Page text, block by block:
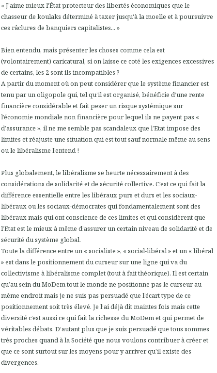
« J'aime mieux l'État protecteur des libertés économiques que le
chasseur de koulaks déterminé à taxer jusqu'à la moelle et à poursuivre
ces râclures de banquiers capitalistes... »
Bien entendu, mais présenter les choses comme cela est
(volontairement) caricatural, si on laisse ce coté les exigences excessives
de certains, les 2 sont ils incompatibles ?
A partir du moment où on peut considérer que le système financier est
tenu par un oligopole qui, tel qu’il est organisé, bénéficie d’une rente
financière considérable et fait peser un risque systémique sur
l’économie mondiale non financière pour lequel ils ne payent pas «
d’assurance », il ne me semble pas scandaleux que l’Etat impose des
limites et réajuste une situation qui est tout sauf normale même au sens
ou le libéralisme l’entend !
Plus globalement, le libéralisme se heurte nécessairement à des
considérations de solidarité et de sécurité collective. C’est ce qui fait la
différence essentielle entre les libéraux purs et durs et les sociaux-
libéraux ou les sociaux-démocrates qui fondamentalement sont des
libéraux mais qui ont conscience de ces limites et qui considèrent que
l’Etat est le mieux à même d’assurer un certain niveau de solidarité et de
sécurité du système global.
Toute la différence entre un « socialiste », « social-libéral » et un « libéral
» est dans le positionnement du curseur sur une ligne qui va du
collectivisme à libéralisme complet (tout à fait théorique). Il est certain
qu’au sein du MoDem tout le monde ne positionne pas le curseur au
même endroit mais je ne suis pas persuadé que l’écart type de ce
positionnement soit très élevé. Je l’ai déjà dit maintes fois mais cette
diversité c’est aussi ce qui fait la richesse du MoDem et qui permet de
véritables débats. D’autant plus que je suis persuadé que tous sommes
très proches quand à la Société que nous voulons contribuer à créer et
que ce sont surtout sur les moyens pour y arriver qu’il existe des
divergences.